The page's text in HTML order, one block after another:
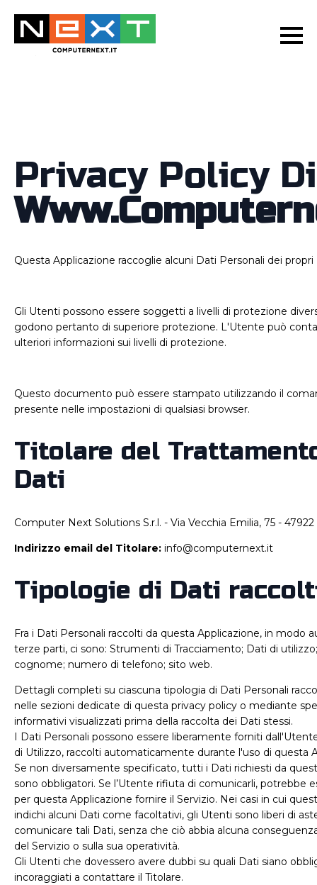
Privacy Policy Di
Questa Applicazione raccoglie alcuni Dati Personali dei
Gli Utenti possono essere soggetti a livelli di protezione
godono pertanto di superiore protezione. L'Utente può
ulteriori informazioni sui livelli di protezione.
Questo documento può essere stampato utilizzando il
presente nelle impostazioni di qualsiasi browser.
Titolare del
Dati
Computer Next Solutions S.r.l. - Via Vecchia Emilia, 75 -
Indirizzo email del Titolare: info@computernext.it
Tipologie di Dati
Fra i Dati Personali raccolti da questa Applicazione, in modo
terze parti, ci sono: Strumenti di Tracciamento; Dati di
cognome; numero di telefono; sito web.
Dettagli completi su ciascuna tipologia di Dati Personali
nelle sezioni dedicate di questa privacy policy o mediante
informativi visualizzati prima della raccolta dei Dati stessi.
I Dati Personali possono essere liberamente forniti
di Utilizzo, raccolti automaticamente durante l'uso di questa
Se non diversamente specificato, tutti i Dati richiesti da
sono obbligatori. Se l’Utente rifiuta di comunicarli, potrebbe
per questa Applicazione fornire il Servizio. Nei casi in cui
indichi alcuni Dati come facoltativi, gli Utenti sono liberi di
comunicare tali Dati, senza che ciò abbia alcuna
del Servizio o sulla sua operatività.
Gli Utenti che dovessero avere dubbi su quali Dati siano
incoraggiati a contattare il Titolare.